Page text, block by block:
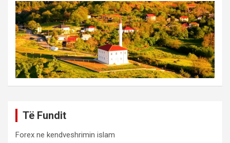
Të Fundit
Forex ne kendveshrimin islam